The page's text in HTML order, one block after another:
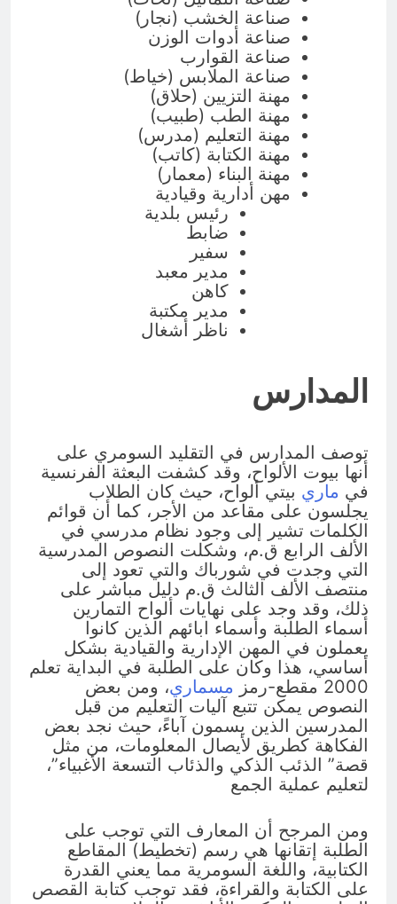
صناعة الخشب (نجار)
صناعة أدوات الوزن
صناعة القوارب
صناعة الملابس (خياط)
مهنة التزيين (حلاق)
مهنة الطب (طبيب)
مهنة التعليم (مدرس)
مهنة الكتابة (كاتب)
مهنة البناء (معمار)
مهن أدارية وقيادية
رئيس بلدية
ضابط
سفير
مدير معبد
كاهن
مدير مكتبة
ناظر أشغال
المدارس
توصف المدارس في التقليد السومري على
أنها بيوت الألواح، وقد كشفت البعثة الفرنسية
في ماري بيتي ألواح، حيث كان الطلاب
يجلسون على مقاعد من الأجر، كما أن قوائم
الكلمات تشير إلى وجود نظام مدرسي في
الألف الرابع ق.م، وشكلت النصوص المدرسية
التي وجدت في شورباك والتي تعود إلى
منتصف الألف الثالث ق.م دليل مباشر على
ذلك، وقد وجد على نهايات ألواح التمارين
أسماء الطلبة وأسماء ابائهم الذين كانوا
يعملون في المهن الإدارية والقيادية بشكل
أساسي، هذا وكان على الطلبة في البداية تعلم
2000 مقطع-رمز
مسماري، ومن بعض
النصوص يمكن تتبع آليات التعليم من قبل
المدرسين الذين يسمون آباءً، حيث نجد بعض
الفكاهة كطريق لأيصال المعلومات، من مثل
قصة” الذئب الذكي والذئاب التسعة الأغبياء”،
لتعليم عملية الجمع
ومن المرجح أن المعارف التي توجب على
الطلبة إتقانها هي رسم (تخطيط) المقاطع
الكتابية، واللغة السومرية مما يعني القدرة
على الكتابة والقراءة، فقد توجب كتابة القصص